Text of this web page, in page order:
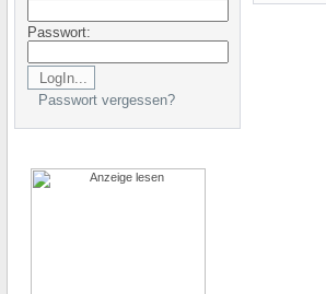
Passwort:
Passwort vergessen?